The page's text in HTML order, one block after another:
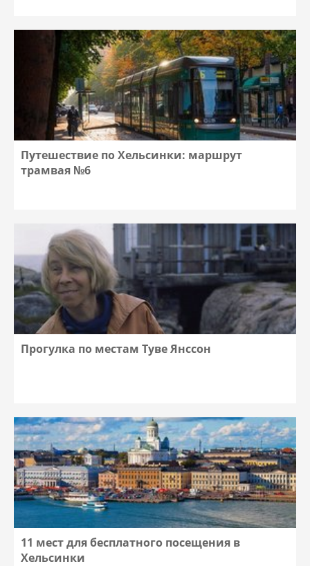
Путешествие по Хельсинки: маршрут
трамвая №6
Прогулка по местам Туве Янссон
11 мест для бесплатного посещения в
Хельсинки